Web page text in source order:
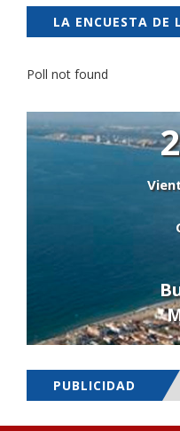
LA ENCUESTA DE
Poll not found
PUBLICIDAD